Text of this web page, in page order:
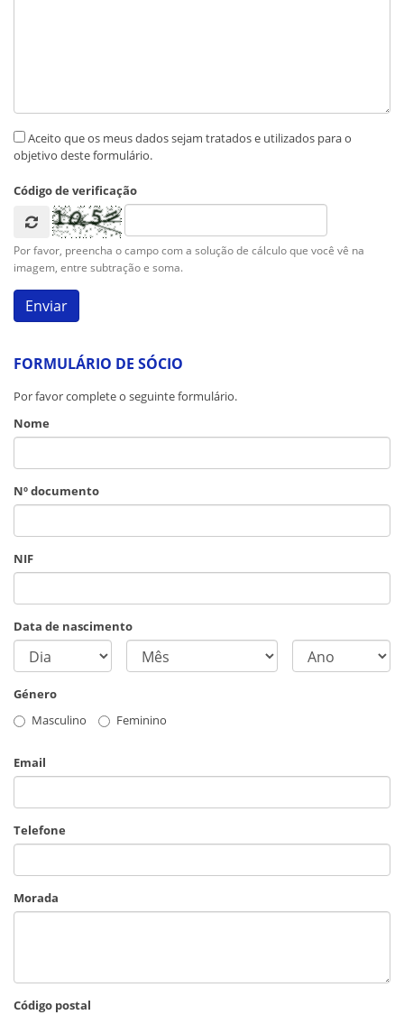
Aceito que os meus dados sejam tratados e utilizados para o
objetivo deste formulário.
Código de verificação
Por favor, preencha o campo com a solução de cálculo que você vê na
imagem, entre subtração e soma.
FORMULÁRIO DE SÓCIO
Por favor complete o seguinte formulário.
Nome
Nº documento
NIF
Data de nascimento
Género
Masculino
Feminino
Email
Telefone
Morada
Código postal